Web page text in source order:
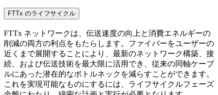
FTTx のライフサイクル
FTTx ネットワークは、伝送速度の向上と消費エネルギーの
削減の両方の利点をもたらします。ファイバーをユーザーの
近くまで展開することにより、最新のネットワーク構築、接
続、および伝送技術を最大限に活用でき、従来の同軸ケーブ
ルにあった潜在的なボトルネックを減らすことができます。
これを実現可能なものにするには、ライフサイクルフェーズ